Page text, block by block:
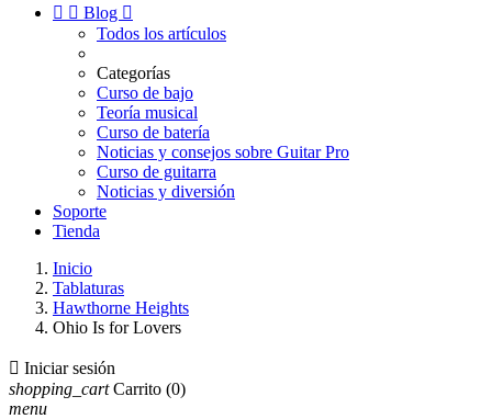
  Blog 
Todos los artículos
Categorías
Curso de bajo
Teoría musical
Curso de batería
Noticias y consejos sobre Guitar Pro
Curso de guitarra
Noticias y diversión
Soporte
Tienda
Inicio
Tablaturas
Hawthorne Heights
Ohio Is for Lovers
 Iniciar sesión
shopping_cart Carrito (0)
menu